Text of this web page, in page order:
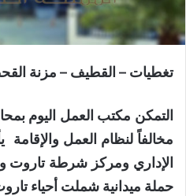
تغطيات – القطيف – مزنة
مخالفاً لنظام العمل
الإداري ومركز شرطة تاروت
حملة ميدانية شملت أحياء